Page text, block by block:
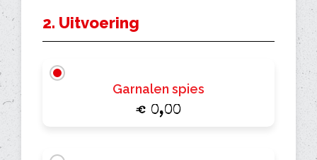
2. Uitvoering
Garnalen spies
€ 0,00